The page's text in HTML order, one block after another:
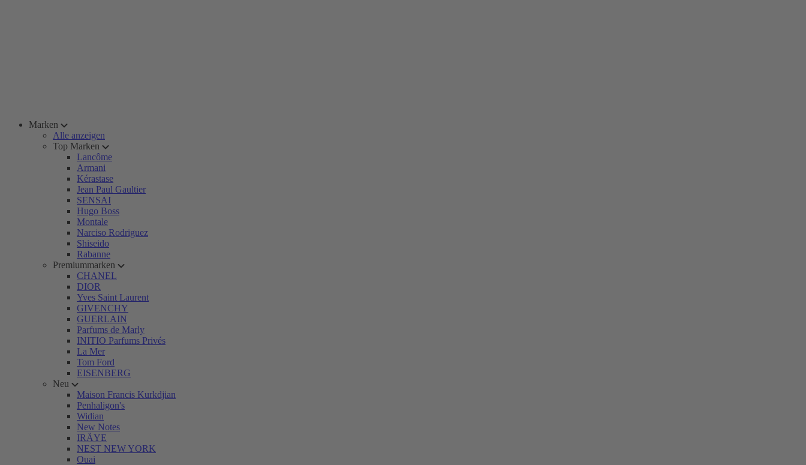
Marken
Alle anzeigen
Top Marken
Lancôme
Armani
Kérastase
Jean Paul Gaultier
SENSAI
Hugo Boss
Montale
Narciso Rodriguez
Shiseido
Rabanne
Premiummarken
CHANEL
DIOR
Yves Saint Laurent
GIVENCHY
GUERLAIN
Parfums de Marly
INITIO Parfums Privés
La Mer
Tom Ford
EISENBERG
Neu
Maison Francis Kurkdjian
Penhaligon's
Widian
New Notes
IRÄYE
NEST NEW YORK
Ouai